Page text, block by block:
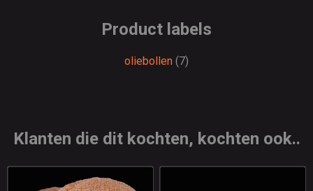
Product labels
oliebollen (7)
Klanten die dit kochten, kochten ook..